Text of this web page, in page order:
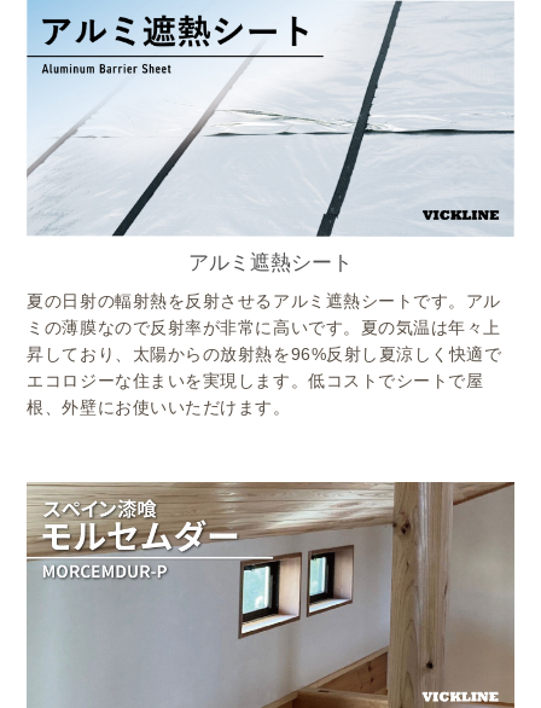
アルミ遮熱シート
夏の日射の輻射熱を反射させるアルミ遮熱シートです。アル
ミの薄膜なので反射率が非常に高いです。夏の気温は年々上
昇しており、太陽からの放射熱を96%反射し夏涼しく快適で
エコロジーな住まいを実現します。低コストでシートで屋
根、外壁にお使いいただけます。